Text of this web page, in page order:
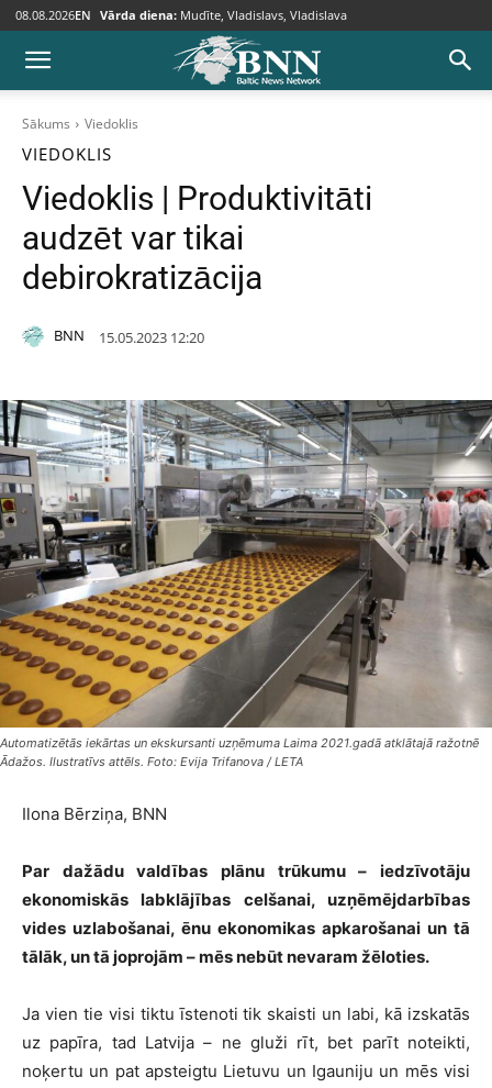
08.08.2026EN Vārda diena: Mudīte, Vladislavs, Vladislava
Sākums Viedoklis
VIEDOKLIS
Viedoklis | Produktivitāti
audzēt var tikai
debirokratizācija
BNN 15.05.2023 12:20
Automatizētās iekārtas un ekskursanti uzņēmuma Laima 2021.gadā atklātajā ražotnē
Ādažos. Ilustratīvs attēls. Foto: Evija Trifanova / LETA
Ilona Bērziņa, BNN
Par dažādu valdības plānu trūkumu – iedzīvotāju
ekonomiskās labklājības celšanai, uzņēmējdarbības
vides uzlabošanai, ēnu ekonomikas apkarošanai un tā
tālāk, un tā joprojām – mēs nebūt nevaram žēloties.
Ja vien tie visi tiktu īstenoti tik skaisti un labi, kā izskatās
uz papīra, tad Latvija – ne gluži rīt, bet parīt noteikti,
noķertu un pat apsteigtu Lietuvu un Igauniju un mēs visi